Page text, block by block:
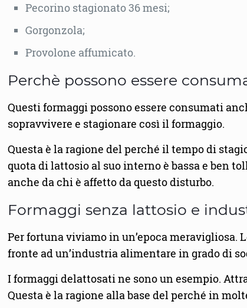
Pecorino stagionato 36 mesi;
Gorgonzola;
Provolone affumicato.
Perchè possono essere
Questi formaggi possono essere consumati
sopravvivere e stagionare così il formaggio.
Questa è la ragione del perché il tempo di
quota di lattosio al suo interno è bassa e ben
anche da chi è affetto da questo disturbo.
Formaggi senza lattosio e
Per fortuna viviamo in un’epoca
fronte ad un’industria alimentare in grado di
I formaggi delattosati ne sono un esempio.
Questa è la ragione alla base del perché in